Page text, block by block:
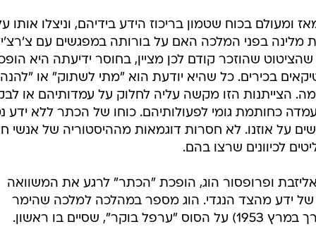
ומעולם בכוח שטמון בריכוז הידע בידיהם, וניצלו אותו
בפני המלכה האם על בורותה במפגשים עם
שהוזכר קודם לכן מציין, בחוסר ידיעתה היא
בכירים. כל שהיא יודעת הוא "מתי לשתוק" או
הצייתנות הזו מקשה עליה לחלוק על עמדותיהם או
כחותמת גומי לפעולותיהם. כוחו של הכתר ללא ידע
על אוזנו. לא חסרות דוגמאות מההיסטוריה של אנשי
לכיוונים שרצו בהם.
ופרופסור הוג, הופכת "הכתר" לרגע את המשוואה
ידע מהצד הנגדי. הוג מספר במהלכה למלכה שהימר
במירוץ הסוסים הלאומי ה-107 (שנערך במרץ 1953) על הסוס "ערפל בוקר", שסיים בו ראשון.